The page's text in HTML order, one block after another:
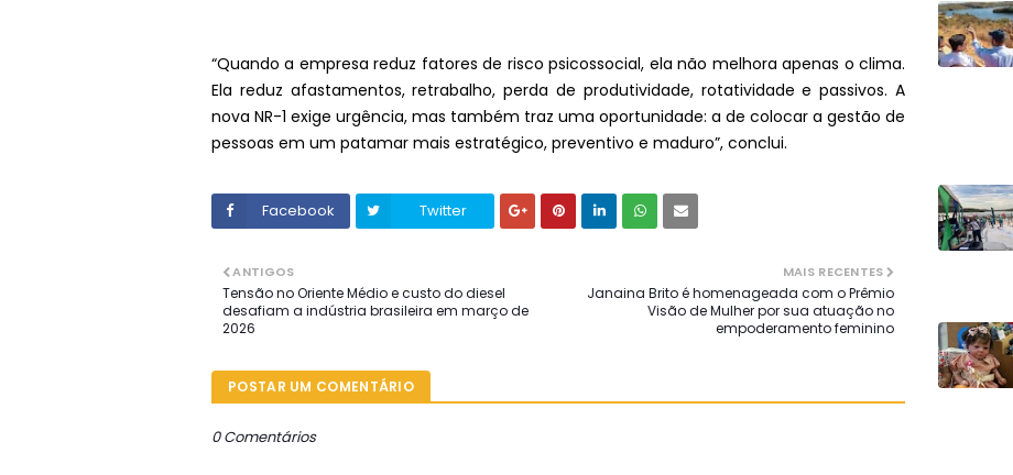
“Quando a empresa reduz fatores de risco psicossocial, ela não melhora apenas o clima.
Ela reduz afastamentos, retrabalho, perda de produtividade, rotatividade e passivos. A
nova NR-1 exige urgência, mas também traz uma oportunidade: a de colocar a gestão de
pessoas em um patamar mais estratégico, preventivo e maduro”, conclui.
Facebook Twitter
MAIS RECENTES
Janaina Brito é homenageada com o Prêmio
Visão de Mulher por sua atuação no
empoderamento feminino
ANTIGOS
Tensão no Oriente Médio e custo do diesel
desafiam a indústria brasileira em março de
2026
POSTAR UM COMENTÁRIO
0 Comentários